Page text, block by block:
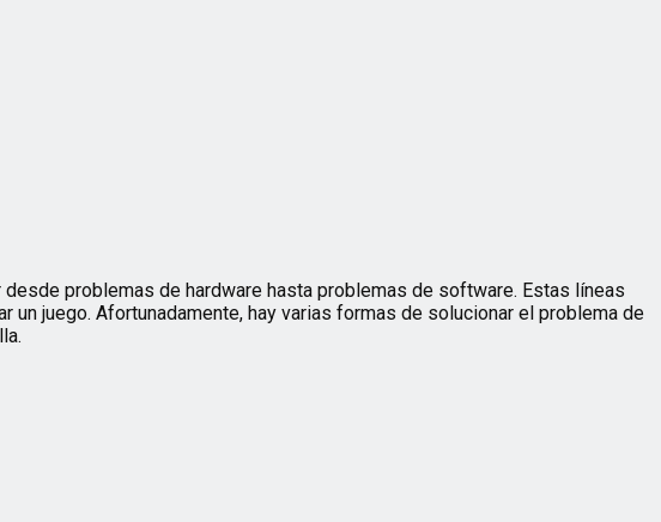
problemas de hardware hasta problemas de software. Estas líneas
juego. Afortunadamente, hay varias formas de solucionar el problema de